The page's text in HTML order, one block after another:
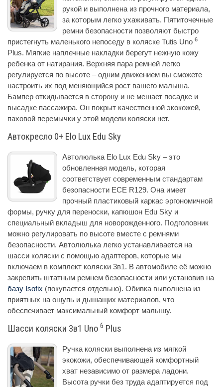
рукой и выполнена из прочного материала,
за которым легко ухаживать. Пятиточечные
ремни безопасности позволяют быстро
пристегнуть маленького непоседу в коляске Tutis Uno 6
Plus. Мягкие наплечные накладки берегут нежную кожу
ребенка от натирания. Верхняя пара ремней легко
регулируется по высоте – одним движением вы сможете
настроить их под меняющийся рост вашего малыша.
Бампер откидывается в сторону и не мешает посадке и
высадке пассажира. Он покрыт качественной экокожей,
паховой перемычки у этой модели коляски нет.
Автокресло 0+ Elo Lux Edu Sky
Автолюлька Elo Lux Edu Sky – это
обновленная модель, которая
соответствует современным стандартам
безопасности ECE R129. Она имеет
прочный пластиковый каркас эргономичной
формы, ручку для переноски, капюшон Edu Sky и
специальный вкладыш для новорожденного. Подголовник
можно регулировать по высоте вместе с ремнями
безопасности. Автолюлька легко устанавливается на
шасси коляски с помощью адаптеров, которые мы
включаем в комплект коляски 3в1. В автомобиле её можно
закрепить штатным ремнем безопасности или установив на
базу Isofix (покупается отдельно). Обивка выполнена из
приятных на ощупь и дышащих материалов, что
обеспечивает максимальный комфорт малышу.
Шасси коляски 3в1 Uno 6 Plus
Ручка коляски выполнена из мягкой
экокожи, обеспечивающей комфортный
хват независимо от размера ладони.
Высота ручки без труда адаптируется под